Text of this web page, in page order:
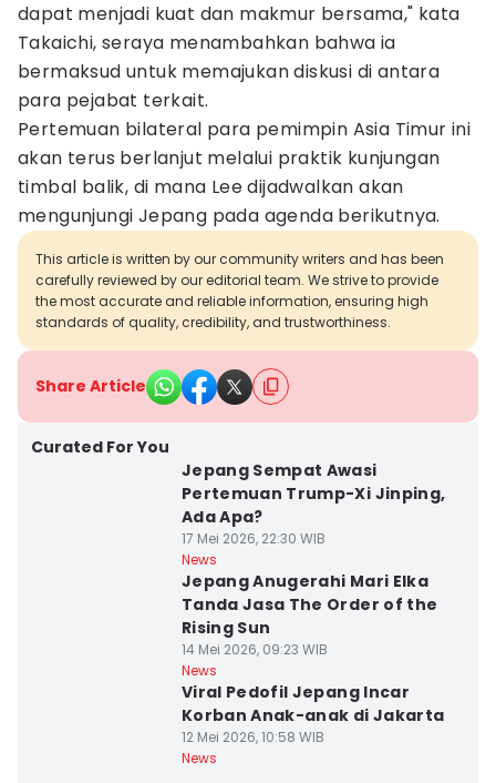
dapat menjadi kuat dan makmur bersama," kata
Takaichi, seraya menambahkan bahwa ia
bermaksud untuk memajukan diskusi di antara
para pejabat terkait.
Pertemuan bilateral para pemimpin Asia Timur ini
akan terus berlanjut melalui praktik kunjungan
timbal balik, di mana Lee dijadwalkan akan
mengunjungi Jepang pada agenda berikutnya.
This article is written by our community writers and has been
carefully reviewed by our editorial team. We strive to provide
the most accurate and reliable information, ensuring high
standards of quality, credibility, and trustworthiness.
Share Article
Curated For You
Jepang Sempat Awasi
Pertemuan Trump-Xi Jinping,
Ada Apa?
17 Mei 2026, 22:30 WIB
News
Jepang Anugerahi Mari Elka
Tanda Jasa The Order of the
Rising Sun
14 Mei 2026, 09:23 WIB
News
Viral Pedofil Jepang Incar
Korban Anak-anak di Jakarta
12 Mei 2026, 10:58 WIB
News